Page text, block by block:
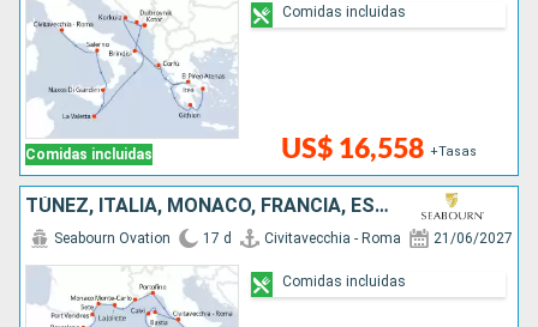
Comidas incluidas US$ 16,558 +Tasas
Comidas incluidas
TÚNEZ, ITALIA, MONACO, FRANCIA, ESPAÑA
Seabourn Ovation 17 d Civitavecchia - Roma 21/06/2027
Comidas incluidas